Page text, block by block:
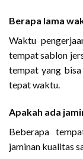
Berapa lama
Waktu
tempat sablon
tempat yang bisa
tepat waktu.
Apakah ada
Beberapa
jaminan kualitas